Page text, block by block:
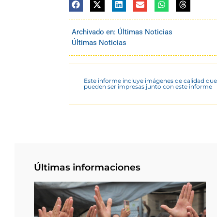
Archivado en: Últimas Noticias
Últimas Noticias
Este informe incluye imágenes de calidad
pueden ser impresas junto con este informe
Últimas informaciones